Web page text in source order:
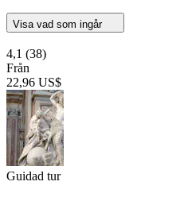
Visa vad som ingår
4,1 (38)
Från
22,96 US$
Guidad tur